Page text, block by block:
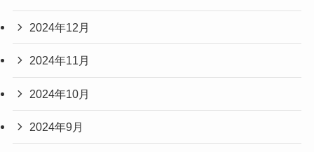
2024年12月
2024年11月
2024年10月
2024年9月